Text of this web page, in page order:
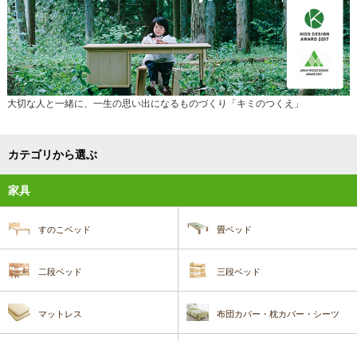
大切な人と一緒に、一生の思い出になるものづくり「キミのつくえ」
カテゴリから選ぶ
家具
すのこベッド 畳ベッド
二段ベッド 三段ベッド
マットレス 布団カバー・枕カバー・シーツ